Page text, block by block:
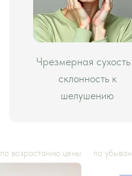
Чрезмерная
склонность к
шелушению
по возрастанию цены по